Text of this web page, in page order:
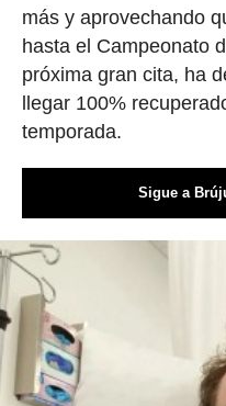
más y aprovechando
hasta el Campeonato
próxima gran cita, ha
llegar 100%
temporada.
Sigue a